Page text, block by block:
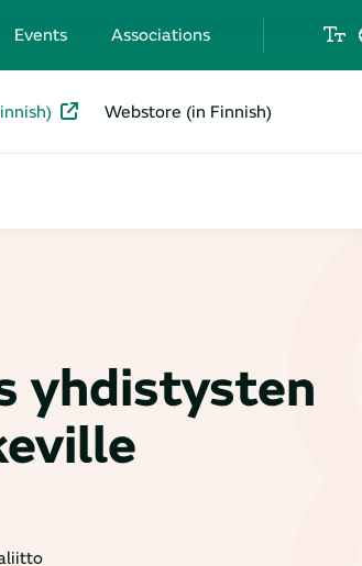
Events Associations
Webstore (in Finnish)
yhdistysten